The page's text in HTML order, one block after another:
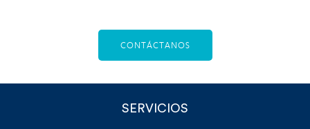
CONTÁCTANOS
SERVICIOS